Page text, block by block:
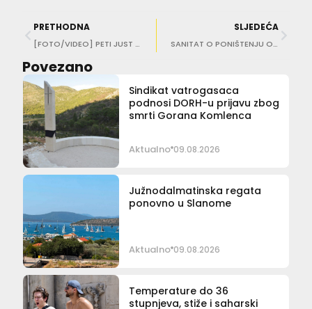
PRETHODNA
[FOTO/VIDEO] PETI JUST DUBROVNIK Ultimativni ljetni vodič opet u Gradu!
SLJEDEĆA
SANITAT O PONIŠTENJU ODLUKE ZA PLACU ‘Nadoknadit ćemo tvrtki Alfaplan građenje troškove žalbenog postupka’
Povezano
Sindikat vatrogasaca
podnosi DORH-u prijavu zbog
smrti Gorana Komlenca
Aktualno 09.08.2026
Južnodalmatinska regata
ponovno u Slanome
Aktualno 09.08.2026
Temperature do 36
stupnjeva, stiže i saharski